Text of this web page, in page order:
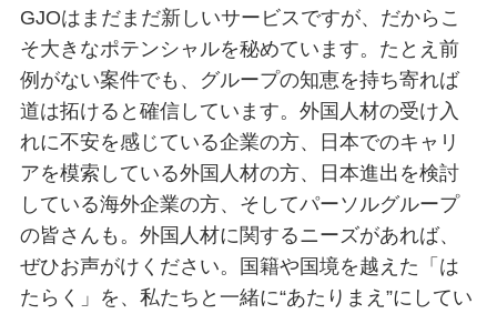
GJOはまだまだ新しいサービスですが、だからこ
そ大きなポテンシャルを秘めています。たとえ前
例がない案件でも、グループの知恵を持ち寄れば
道は拓けると確信しています。外国人材の受け入
れに不安を感じている企業の方、日本でのキャリ
アを模索している外国人材の方、日本進出を検討
している海外企業の方、そしてパーソルグループ
の皆さんも。外国人材に関するニーズがあれば、
ぜひお声がけください。国籍や国境を越えた「は
たらく」を、私たちと一緒に“あたりまえ”にしてい